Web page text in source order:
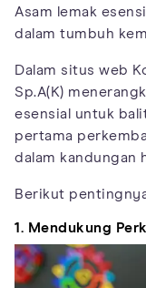
Asam lemak
dalam tumbuh
Dalam situs web
Sp.A(K)
esensial untuk
pertama
dalam kandungan
Berikut
1. Mendukung